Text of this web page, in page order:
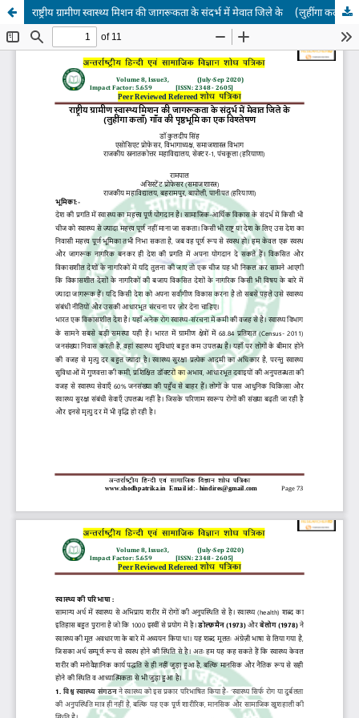
राष्ट्रीय ग्रामीण स्वास्थ्य मिशन की जागरूकता के संदर्भ में मेवात जिले के (लुहींगा कलाँ) गाँव की पृष्ठभूमि का एक विश्लेषण